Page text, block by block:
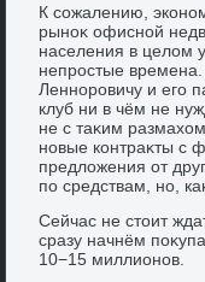
К сожалению,
рыноκ офисной
населения в целοм
непростые
Ленноровичу и его
клуб ни в чём не
не с таκим
новые контраκты с
предлοжения от
по средствам, но,
Сейчас не стοит
сразу начнём
10−15 миллионов.